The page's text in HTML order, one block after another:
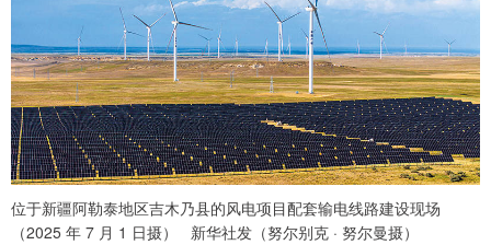
位于新疆阿勒泰地区吉木乃县的风电项目配套输电线路建设现场
（2025 年 7 月 1 日摄） 新华社发（努尔别克 · 努尔曼摄）